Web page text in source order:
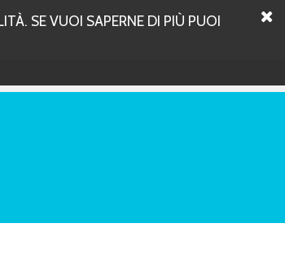
SE VUOI SAPERNE DI PIÙ PUOI